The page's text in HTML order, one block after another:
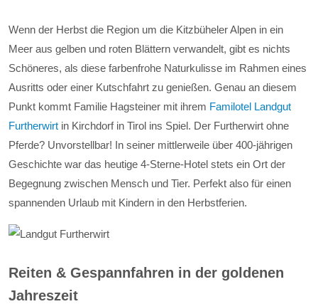
Wenn der Herbst die Region um die Kitzbüheler Alpen in ein
Meer aus gelben und roten Blättern verwandelt, gibt es nichts
Schöneres, als diese farbenfrohe Naturkulisse im Rahmen eines
Ausritts oder einer Kutschfahrt zu genießen. Genau an diesem
Punkt kommt Familie Hagsteiner mit ihrem Familotel Landgut
Furtherwirt in Kirchdorf in Tirol ins Spiel. Der Furtherwirt ohne
Pferde? Unvorstellbar! In seiner mittlerweile über 400-jährigen
Geschichte war das heutige 4-Sterne-Hotel stets ein Ort der
Begegnung zwischen Mensch und Tier. Perfekt also für einen
spannenden Urlaub mit Kindern in den Herbstferien.
Reiten & Gespannfahren in der goldenen
Jahreszeit